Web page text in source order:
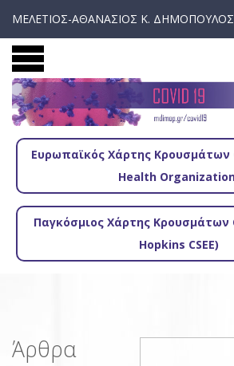
ΜΕΛΕΤΙΟΣ-ΑΘΑΝΑΣΙΟΣ Κ. ΔΗΜΟΠΟΥΛΟΣ
Ευρωπαϊκός Χάρτης Κρουσμάτων
Health
Παγκόσμιος Χάρτης Κρουσμάτων
Hopkins CSEE)
Άρθρα